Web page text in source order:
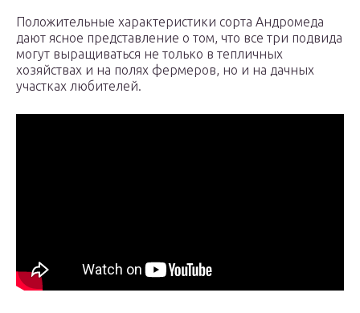
Положительные характеристики сорта Андромеда
дают ясное представление о том, что все три подвида
могут выращиваться не только в тепличных
хозяйствах и на полях фермеров, но и на дачных
участках любителей.